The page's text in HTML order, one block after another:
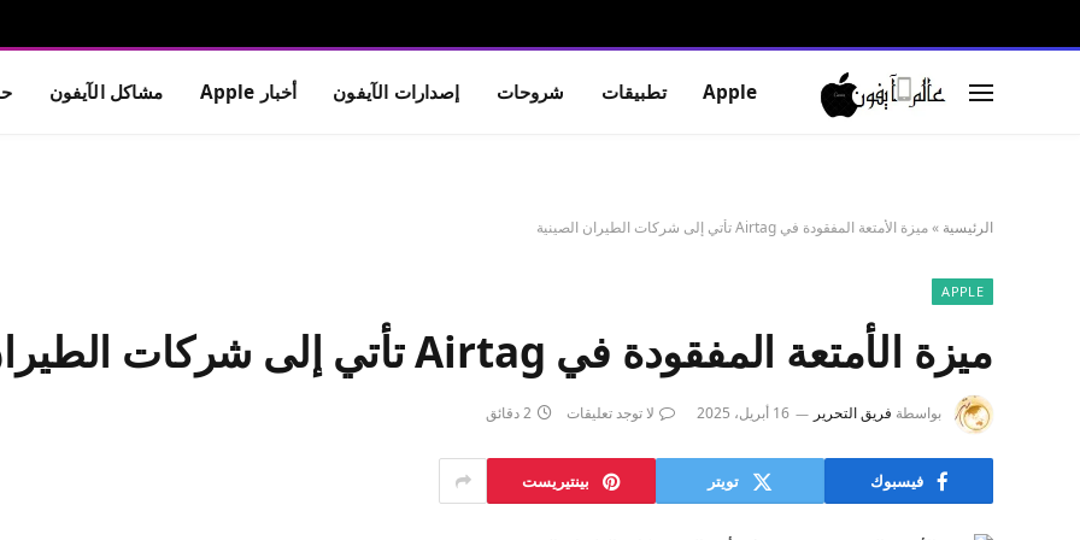
Apple تطبيقات شروحات إصدارات الآيفون أخبار Apple مشاكل الآيفون
الرئيسية »ميزة الأمتعة المفقودة في Airtag تأتي إلى شركات الطيران الصينية
APPLE
ميزة الأمتعة المفقودة في Airtag تأتي إلى شركات الطيران الصينية
بواسطة فريق التحرير 16 أبريل، 2025 لا توجد تعليقات 2 دقائق
فيسبوك تويتر بينتيريست